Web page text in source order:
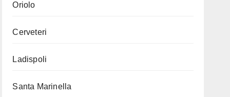
Oriolo
Cerveteri
Ladispoli
Santa Marinella